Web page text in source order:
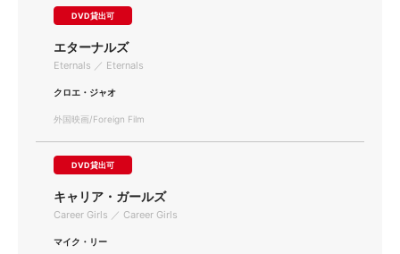
DVD貸出可
エターナルズ
Eternals ／ Eternals
クロエ・ジャオ
外国映画/Foreign Film
DVD貸出可
キャリア・ガールズ
Career Girls ／ Career Girls
マイク・リー